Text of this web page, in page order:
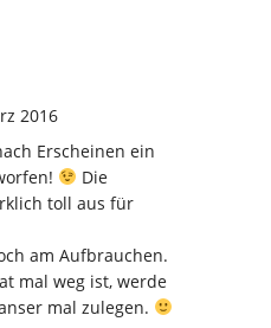
2016
Erscheinen ein
Die
toll aus für
am Aufbrauchen.
mal weg ist, werde
mal zulegen.